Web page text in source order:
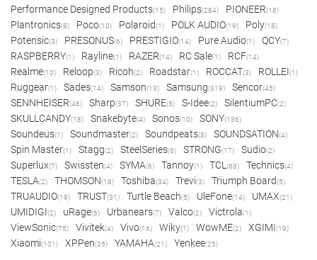
Performance Designed Products(15) Philips(284) PIONEER(18)
Plantronics(8) Poco(10) Polaroid(1) POLK AUDIO(19) Poly(18)
Potensic(3) PRESONUS(6) PRESTIGIO(14) Pure Audio(1) QCY(7)
RASPBERRY(1) Rayline(1) RAZER(14) RC Sale(1) RCF(14)
Realme(10) Reloop(3) Ricoh(2) Roadstar(1) ROCCAT(3) ROLLEI(1)
Ruggear(1) Sades(14) Samson(13) Samsung(319) Sencor(45)
SENNHEISER(46) Sharp(37) SHURE(5) S-Idee(2) SilentiumPC(2)
SKULLCANDY(18) Snakebyte(4) Sonos(10) SONY(136)
Soundeus(1) Soundmaster(2) Soundpeats(8) SOUNDSATION(4)
Spin Master(1) Stagg(2) SteelSeries(8) STRONG(17) Sudio(2)
Superlux(7) Swissten(4) SYMA(6) Tannoy(1) TCL (68) Technics(4)
TESLA(2) THOMSON(18) Toshiba(34) Trevi(3) Triumph Board(5)
TRUAUDIO(19) TRUST(31) Turtle Beach(5) UleFone(14) UMAX(21)
UMIDIGI(2) uRage(6) Urbanears(7) Valco(2) Victrola(1)
ViewSonic(75) Vivitek(4) Vivo(16) Wiky(1) WowME(2) XGIMI(19)
Xiaomi(101) XPPen(35) YAMAHA(21) Yenkee(25)